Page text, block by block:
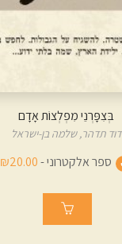
נִקְמַת הַמָּהַרַדְגָ'ה
דוד תדהר,שלמה בן-ישראל
ספר אלקטרוני -₪20.00